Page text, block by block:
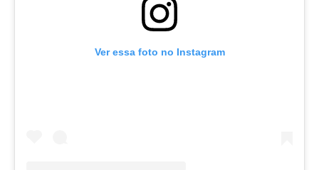
Ver essa foto no Instagram